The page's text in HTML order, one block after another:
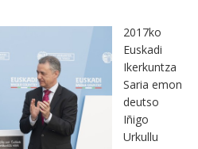
2017ko
Euskadi
Ikerkuntza
Saria emon
deutso
Iñigo
Urkullu